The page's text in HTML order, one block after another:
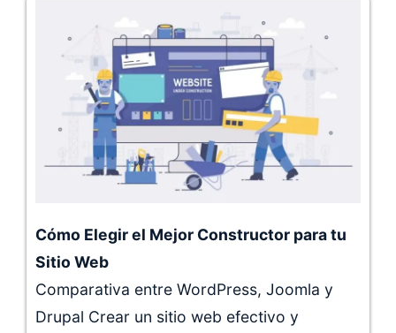
Cómo Elegir el Mejor Constructor para tu
Sitio Web
Comparativa entre WordPress, Joomla y
Drupal Crear un sitio web efectivo y